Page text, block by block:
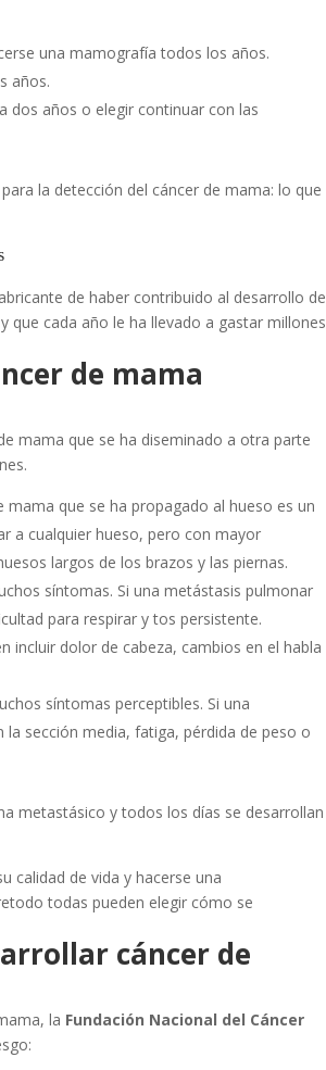
una mamografía todos los años.
años.
dos años o elegir continuar con las
la detección del cáncer de mama: lo que
de haber contribuido al desarrollo de
que cada año le ha llevado a gastar millones
de mama
mama que se ha diseminado a otra parte
que se ha propagado al hueso es un
a cualquier hueso, pero con mayor
largos de los brazos y las piernas.
síntomas. Si una metástasis pulmonar
para respirar y tos persistente.
incluir dolor de cabeza, cambios en el habla
síntomas perceptibles. Si una
sección media, fatiga, pérdida de peso o
metastásico y todos los días se desarrollan
calidad de vida y hacerse una
todas pueden elegir cómo se
cáncer de
la Fundación Nacional del Cáncer